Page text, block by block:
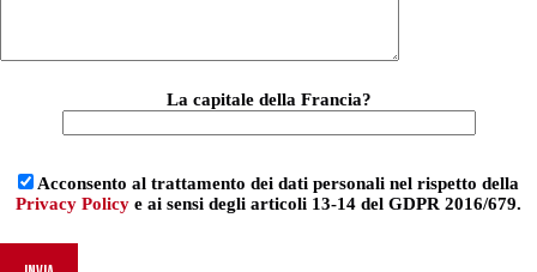
La capitale della Francia?
Acconsento al trattamento dei dati personali nel rispetto della
Privacy Policy e ai sensi degli articoli 13-14 del GDPR 2016/679.